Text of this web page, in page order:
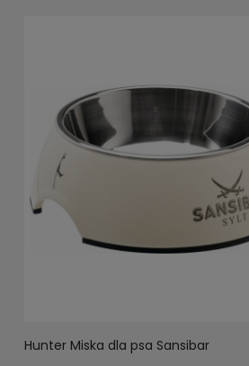
Hunter Miska dla psa Sansibar